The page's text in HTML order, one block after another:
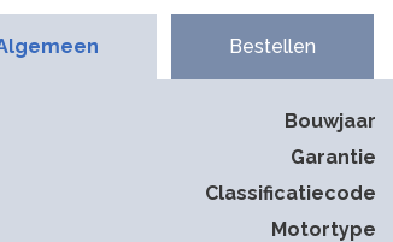
Bestellen
Bouwjaar
Garantie
Classificatiecode
Motortype